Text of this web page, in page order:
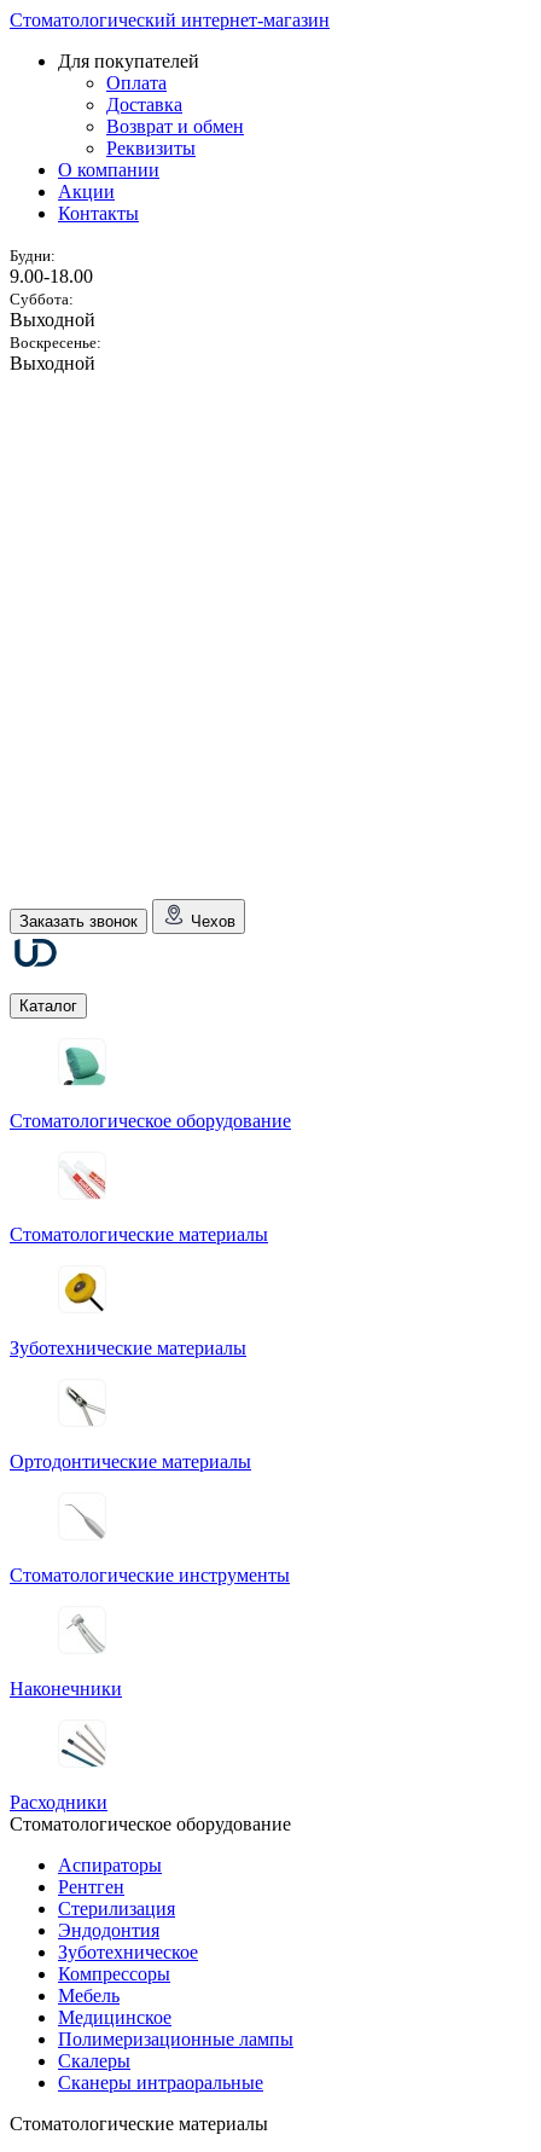
Стоматологический интернет-магазин
Для покупателей
Оплата
Доставка
Возврат и обмен
Реквизиты
О компании
Акции
Контакты
Будни:
9.00-18.00
Суббота:
Выходной
Воскресенье:
Выходной
Заказать звонок Чехов
Каталог
Стоматологическое оборудование
Стоматологические материалы
Зуботехнические материалы
Ортодонтические материалы
Стоматологические инструменты
Наконечники
Расходники
Стоматологическое оборудование
Аспираторы
Рентген
Стерилизация
Эндодонтия
Зуботехническое
Компрессоры
Мебель
Медицинское
Полимеризационные лампы
Скалеры
Сканеры интраоральные
Стоматологические материалы